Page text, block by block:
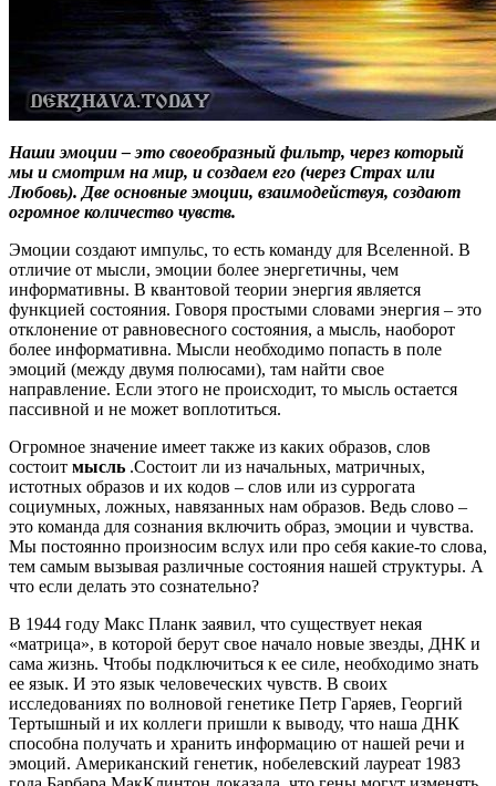
Наши эмоции – это своеобразный фильтр, через который
мы и смотрим на мир, и создаем его (через Страх или
Любовь). Две основные эмоции, взаимодействуя, создают
огромное количество чувств.
Эмоции создают импульс, то есть команду для Вселенной. В
отличие от мысли, эмоции более энергетичны, чем
информативны. В квантовой теории энергия является
функцией состояния. Говоря простыми словами энергия – это
отклонение от равновесного состояния, а мысль, наоборот
более информативна. Мысли необходимо попасть в поле
эмоций (между двумя полюсами), там найти свое
направление. Если этого не происходит, то мысль остается
пассивной и не может воплотиться.
Огромное значение имеет также из каких образов, слов
состоит мысль .Состоит ли из начальных, матричных,
истотных образов и их кодов – слов или из суррогата
социумных, ложных, навязанных нам образов. Ведь слово –
это команда для сознания включить образ, эмоции и чувства.
Мы постоянно произносим вслух или про себя какие-то слова,
тем самым вызывая различные состояния нашей структуры. А
что если делать это сознательно?
В 1944 году Макс Планк заявил, что существует некая
«матрица», в которой берут свое начало новые звезды, ДНК и
сама жизнь. Чтобы подключиться к ее силе, необходимо знать
ее язык. И это язык человеческих чувств. В своих
исследованиях по волновой генетике Петр Гаряев, Георгий
Тертышный и их коллеги пришли к выводу, что наша ДНК
способна получать и хранить информацию от нашей речи и
эмоций. Американский генетик, нобелевский лауреат 1983